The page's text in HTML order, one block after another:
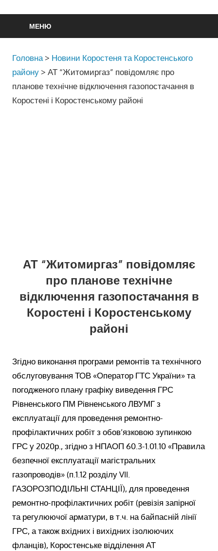
МЕНЮ
Головна > Новини Коростеня та Коростенського
району >АТ “Житомиргаз” повідомляє про
планове технічне відключення газопостачання в
Коростені і Коростенському районі
АТ “Житомиргаз” повідомляє
про планове технічне
відключення газопостачання в
Коростені і Коростенському
районі
Згідно виконання програми ремонтів та технічного
обслуговування ТОВ «Оператор ГТС України» та
погодженого плану графіку виведення ГРС
Рівненського ПМ Рівненського ЛВУМГ з
експлуатації для проведення ремонтно-
профілактичних робіт з обов’язковою зупинкою
ГРС у 2020р., згідно з НПАОП 60.3-1.01.10 «Правила
безпечної експлуатації магістральних
газопроводів» (п.1.12 розділу VII.
ГАЗОРОЗПОДІЛЬНІ СТАНЦІЇ), для проведення
ремонтно-профілактичних робіт (ревізія запірної
та регулюючої арматури, в т.ч. на байпасній лінії
ГРС, а також вхідних і вихідних ізолюючих
фланців), Коростенське відділення АТ